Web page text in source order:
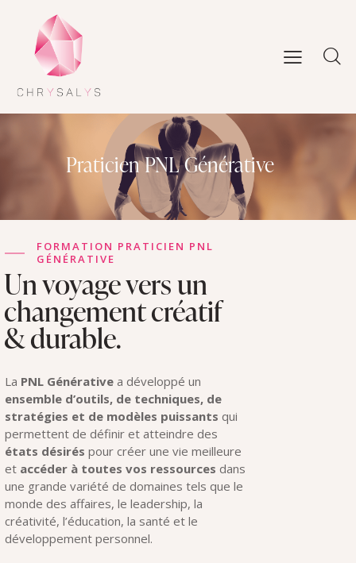
Praticien PNL Générative
FORMATION PRATICIEN PNL
GÉNÉRATIVE
Un voyage vers un
changement créatif
& durable.
La PNL Générative a développé un
ensemble d’outils, de techniques, de
stratégies et de modèles puissants qui
permettent de définir et atteindre des
états désirés pour créer une vie meilleure
et accéder à toutes vos ressources dans
une grande variété de domaines tels que le
monde des affaires, le leadership, la
créativité, l’éducation, la santé et le
développement personnel.